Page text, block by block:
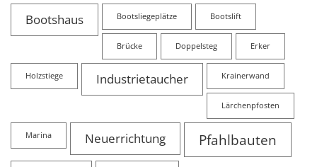
Bootshaus Bootsliegeplätze Bootslift
Brücke Doppelsteg Erker
Holzstiege Industrietaucher Krainerwand
Lärchenpfosten
Marina Neuerrichtung Pfahlbauten